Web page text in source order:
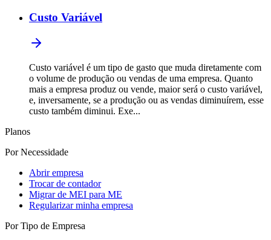
Custo Variável
Custo variável é um tipo de gasto que muda diretamente com
o volume de produção ou vendas de uma empresa. Quanto
mais a empresa produz ou vende, maior será o custo variável,
e, inversamente, se a produção ou as vendas diminuírem, esse
custo também diminui. Exe...
Planos
Por Necessidade
Abrir empresa
Trocar de contador
Migrar de MEI para ME
Regularizar minha empresa
Por Tipo de Empresa